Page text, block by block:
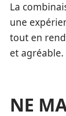
La
une
tout en
et agréable.
NE